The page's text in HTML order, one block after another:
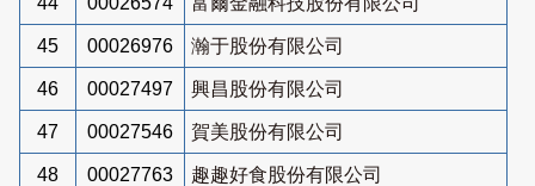
45 00026976 瀚于股份有限公司
46 00027497 興昌股份有限公司
47 00027546 賀美股份有限公司
48 00027763 趣趣好食股份有限公司